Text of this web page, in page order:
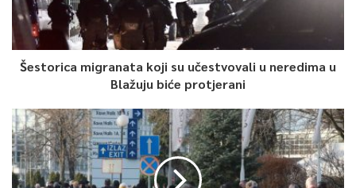
Šestorica migranata koji su učestvovali u neredima u
Blažuju biće protjerani